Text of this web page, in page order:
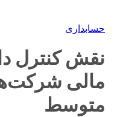
حسابداری
نقش کنترل
مالی
متوسط